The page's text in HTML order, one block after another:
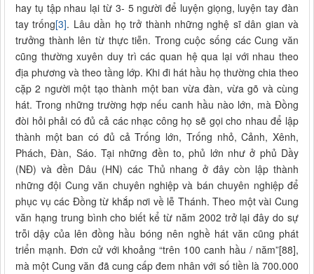
hay tụ tập nhau lại từ 3- 5 người để luyện giọng, luyện tay đàn
tay trống[3]. Lâu dần họ trở thành những nghệ sĩ dân gian và
trưởng thành lên từ thực tiễn. Trong cuộc sống các Cung văn
cũng thường xuyên duy trì các quan hệ qua lại với nhau theo
địa phương và theo tầng lớp. Khi đi hát hầu họ thường chia theo
cặp 2 người một tạo thành một ban vừa đàn, vừa gõ và cùng
hát. Trong những trường hợp nếu canh hầu nào lớn, mà Đồng
đòi hỏi phải có đủ cả các nhạc công họ sẽ gọi cho nhau để lập
thành một ban có đủ cả Trống lớn, Trống nhỏ, Cảnh, Xênh,
Phách, Đàn, Sáo. Tại những đền to, phủ lớn như ở phủ Dầy
(NĐ) và đền Dâu (HN) các Thủ nhang ở đây còn lập thành
những đội Cung văn chuyên nghiệp và bán chuyên nghiệp để
phục vụ các Đồng từ khắp nơi về lễ Thánh. Theo một vài Cung
văn hạng trung bình cho biết kể từ năm 2002 trở lại đây do sự
trỗi dậy của lên đồng hầu bóng nên nghề hát văn cũng phát
triển mạnh. Đơn cử với khoảng “trên 100 canh hầu / năm”[88],
mà một Cung văn đã cung cấp đem nhân với số tiền là 700.000